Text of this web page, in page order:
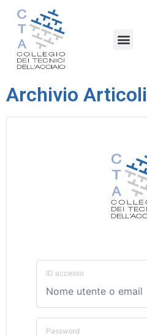
Archivio Articoli
ID accesso
Password